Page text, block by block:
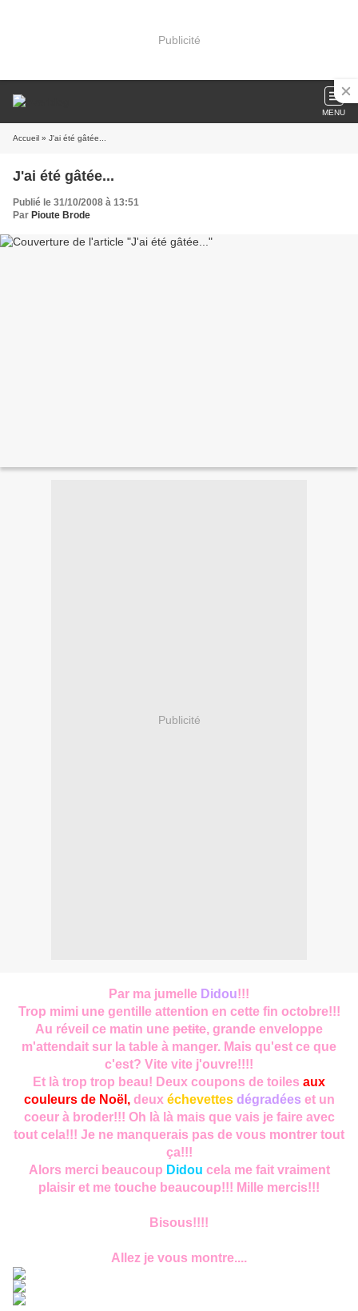
Publicité
MENU
Accueil » J'ai été gâtée...
J'ai été gâtée...
Publié le 31/10/2008 à 13:51
Par Pioute Brode
Publicité
Par ma jumelle Didou!!!
Trop mimi une gentille attention en cette fin octobre!!!
Au réveil ce matin une petite, grande enveloppe
m'attendait sur la table à manger. Mais qu'est ce que
c'est? Vite vite j'ouvre!!!!
Et là trop trop beau! Deux coupons de toiles aux
couleurs de Noël, deux échevettes dégradées et un
coeur à broder!!! Oh là là mais que vais je faire avec
tout cela!!! Je ne manquerais pas de vous montrer tout
ça!!!
Alors merci beaucoup Didou cela me fait vraiment
plaisir et me touche beaucoup!!! Mille mercis!!!
Bisous!!!!
Allez je vous montre....